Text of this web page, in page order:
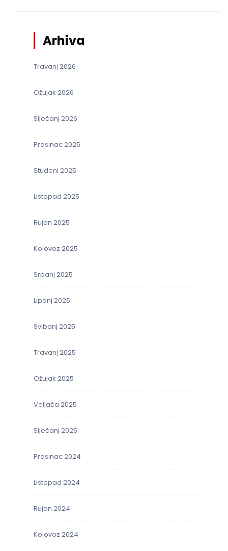
Arhiva
Travanj 2026
Ožujak 2026
Siječanj 2026
Prosinac 2025
Studeni 2025
Listopad 2025
Rujan 2025
Kolovoz 2025
Srpanj 2025
Lipanj 2025
Svibanj 2025
Travanj 2025
Ožujak 2025
Veljača 2025
Siječanj 2025
Prosinac 2024
Listopad 2024
Rujan 2024
Kolovoz 2024